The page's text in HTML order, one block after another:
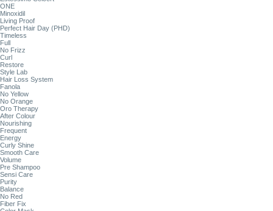
ONE
Minoxidil
Living Proof
Perfect Hair Day (PHD)
Timeless
Full
No Frizz
Curl
Restore
Style Lab
Hair Loss System
Fanola
No Yellow
No Orange
Oro Therapy
After Colour
Nourishing
Frequent
Energy
Curly Shine
Smooth Care
Volume
Pre Shampoo
Sensi Care
Purity
Balance
No Red
Fiber Fix